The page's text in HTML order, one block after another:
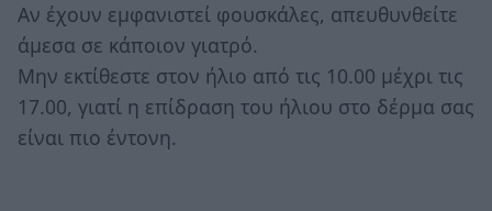
Αν έχουν εμφανιστεί φουσκάλες, απευθυνθείτε
άμεσα σε κάποιον γιατρό.
Μην εκτίθεστε στον ήλιο από τις 10.00 μέχρι τις
17.00, γιατί η επίδραση του ήλιου στο δέρμα σας
είναι πιο έντονη.